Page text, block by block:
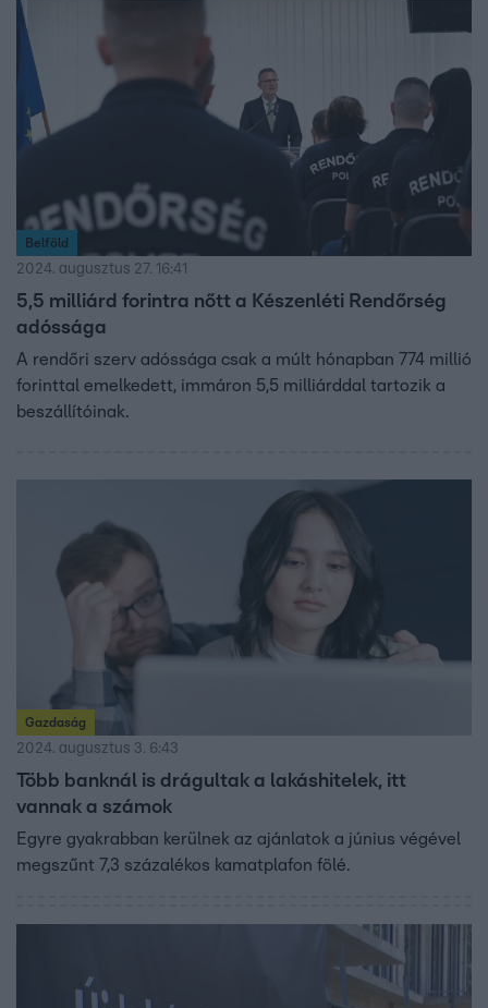
Belügyminisztérium azt ígéri, hogy a kormány az idei
adósságrendezésen felül „a következő év első
hónapjaiban is biztosít rendkívüli állami támogatást a
kórházaknak”.
Belföld
2024. augusztus 27. 16:41
5,5 milliárd forintra nőtt a Készenléti Rendőrség
adóssága
A rendőri szerv adóssága csak a múlt hónapban 774 millió
forinttal emelkedett, immáron 5,5 milliárddal tartozik a
beszállítóinak.
Gazdaság
2024. augusztus 3. 6:43
Több banknál is drágultak a lakáshitelek, itt
vannak a számok
Egyre gyakrabban kerülnek az ajánlatok a június végével
megszűnt 7,3 százalékos kamatplafon fölé.